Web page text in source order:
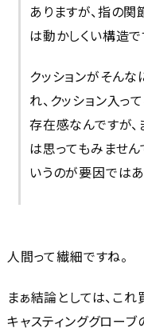
ありますが、指の
は動かしくい構造で
クッションがそんな
れ、クッション入っ
存在感なんですが
は思ってもみません
いうのが要因では
人間って繊細ですね。
まぁ結論としては、こ
キャスティンググロー